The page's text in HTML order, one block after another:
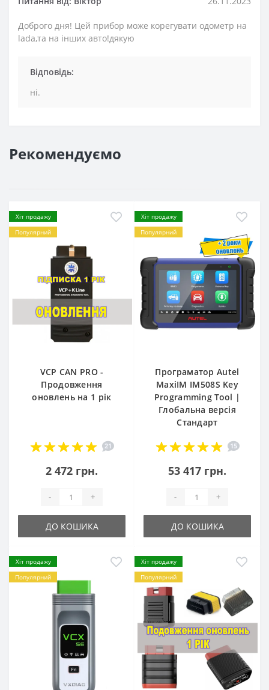
Доброго дня! Цей прибор може корегувати одометр на
lada,та на інших авто!дякую
Відповідь:
ні.
Рекомендуємо
Хіт продажу
Популярний
VCP CAN PRO -
Продовження
оновлень на 1 рік
21
2 472 грн.
- +
ДО КОШИКА
Хіт продажу
Популярний
Програматор Autel
MaxiIM IM508S Key
Programming Tool |
Глобальна версія
Стандарт
15
53 417 грн.
- +
ДО КОШИКА
Хіт продажу
Популярний
Хіт продажу
Популярний